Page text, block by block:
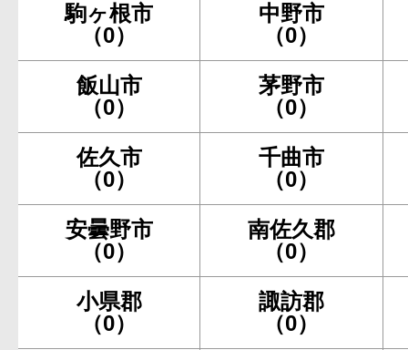
駒ヶ根市
（0）
中野市
（0）
飯山市
（0）
茅野市
（0）
佐久市
（0）
千曲市
（0）
安曇野市
（0）
南佐久郡
（0）
小県郡
（0）
諏訪郡
（0）